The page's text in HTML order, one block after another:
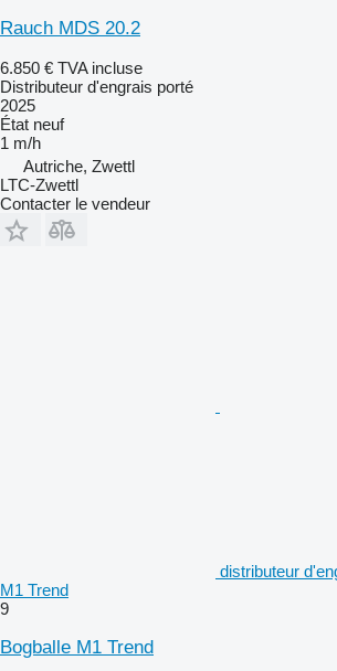
Rauch MDS 20.2
6.850 € TVA incluse
Distributeur d'engrais porté
2025
État neuf
1 m/h
Autriche, Zwettl
LTC-Zwettl
Contacter le vendeur
distributeur
M1 Trend
9
Bogballe M1 Trend